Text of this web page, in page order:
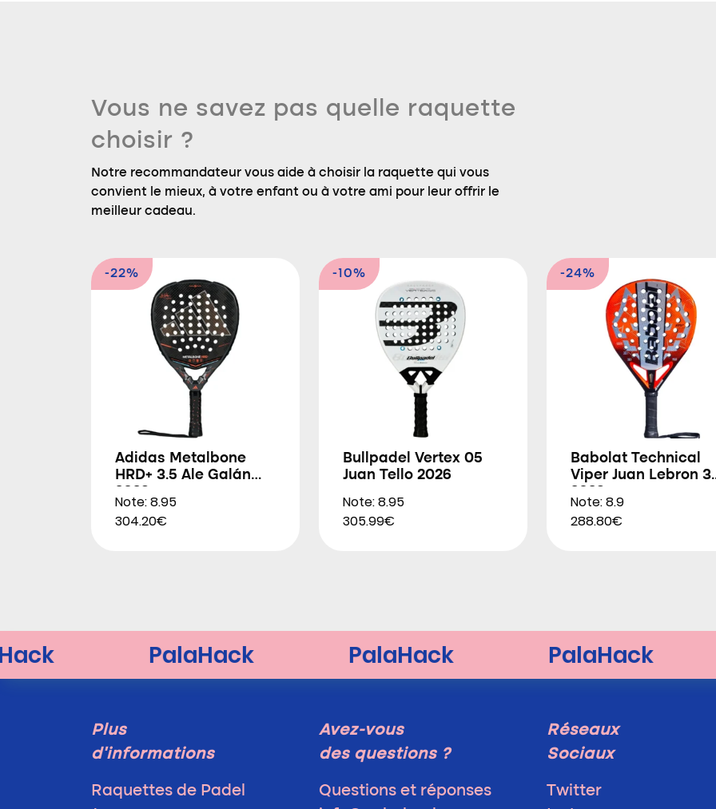
Vous ne savez pas quelle raquette
choisir ?
Notre recommandateur vous aide à choisir la raquette qui vous
convient le mieux, à votre enfant ou à votre ami pour leur offrir le
meilleur cadeau.
-22%
Adidas Metalbone
HRD+ 3.5 Ale Galán
Note: 8.95
304.20€
-10%
Bullpadel Vertex 05
Juan Tello 2026
Note: 8.95
305.99€
-24%
Babolat Technical
Viper Juan Lebron
Note: 8.9
288.80€
Plus
d'informations
Raquettes de Padel
Avez-vous
des questions ?
Questions et réponses
Réseaux
Sociaux
Twitter